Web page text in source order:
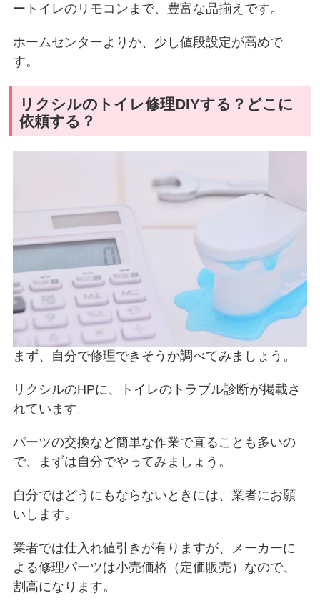
ートイレのリモコンまで、豊富な品揃えです。
ホームセンターよりか、少し値段設定が高めで
す。
リクシルのトイレ修理DIYする？どこに
依頼する？
まず、自分で修理できそうか調べてみましょう。
リクシルのHPに、トイレのトラブル診断が掲載さ
れています。
パーツの交換など簡単な作業で直ることも多いの
で、まずは自分でやってみましょう。
自分ではどうにもならないときには、業者にお願
いします。
業者では仕入れ値引きが有りますが、メーカーに
よる修理パーツは小売価格（定価販売）なので、
割高になります。